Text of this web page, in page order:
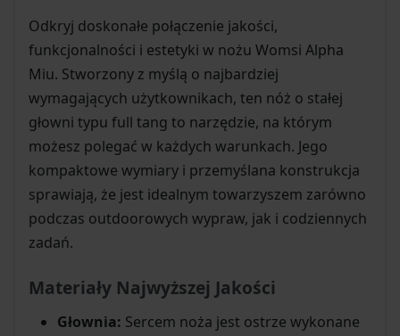
Odkryj doskonałe połączenie jakości,
funkcjonalności i estetyki w nożu Womsi Alpha
Miu. Stworzony z myślą o najbardziej
wymagających użytkownikach, ten nóż o stałej
głowni typu full tang to narzędzie, na którym
możesz polegać w każdych warunkach. Jego
kompaktowe wymiary i przemyślana konstrukcja
sprawiają, że jest idealnym towarzyszem zarówno
podczas outdoorowych wypraw, jak i codziennych
zadań.
Materiały Najwyższej Jakości
Głownia: Sercem noża jest ostrze wykonane